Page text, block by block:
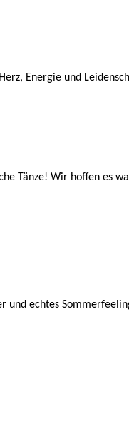
Energie und
Tänze! Wir hoffen es
und echtes